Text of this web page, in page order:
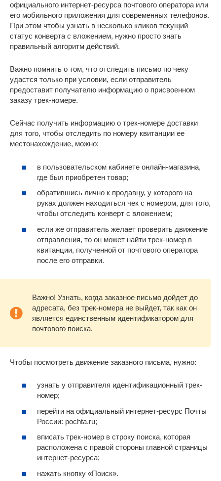
официального интернет-ресурса почтового оператора или
его мобильного приложения для современных телефонов.
При этом чтобы узнать в несколько кликов текущий
статус конверта с вложением, нужно просто знать
правильный алгоритм действий.
Важно помнить о том, что отследить письмо по чеку
удастся только при условии, если отправитель
предоставит получателю информацию о присвоенном
заказу трек-номере.
Сейчас получить информацию о трек-номере доставки
для того, чтобы отследить по номеру квитанции ее
местонахождение, можно:
в пользовательском кабинете онлайн-магазина,
где был приобретен товар;
обратившись лично к продавцу, у которого на
руках должен находиться чек с номером, для того,
чтобы отследить конверт с вложением;
если же отправитель желает проверить движение
отправления, то он может найти трек-номер в
квитанции, полученной от почтового оператора
после его отправки.
Важно! Узнать, когда заказное письмо дойдет до
адресата, без трек-номера не выйдет, так как он
является единственным идентификатором для
почтового поиска.
Чтобы посмотреть движение заказного письма, нужно:
узнать у отправителя идентификационный трек-
номер;
перейти на официальный интернет-ресурс Почты
России: pochta.ru;
вписать трек-номер в строку поиска, которая
расположена с правой стороны главной страницы
интернет-ресурса;
нажать кнопку «Поиск».